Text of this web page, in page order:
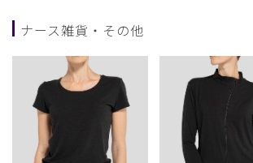
ナース雑貨・その他